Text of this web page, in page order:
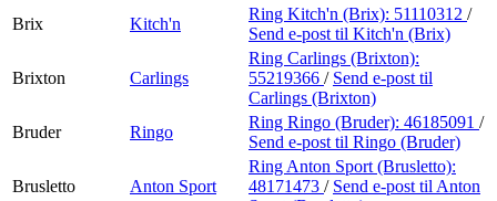
Brix
Kitch'n
Ring Kitch'n (Brix): 51110312 /
Send e-post til Kitch'n (Brix)
Brixton Carlings
Ring Carlings (Brixton):
55219366 / Send e-post til
Carlings (Brixton)
Bruder
Ringo
Ring Ringo (Bruder): 46185091 /
Send e-post til Ringo (Bruder)
Brusletto Anton Sport
Ring Anton Sport (Brusletto):
48171473 / Send e-post til Anton